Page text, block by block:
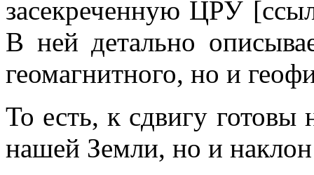
засекреченную ЦРУ
В ней детально
геомагнитного, но и
То есть, к сдвигу готовы
нашей Земли, но и